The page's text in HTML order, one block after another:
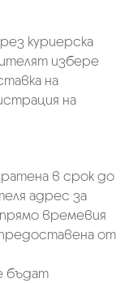
куриерскa
избере
на
на
в срок до
адрес за
времевия
от
бъдат